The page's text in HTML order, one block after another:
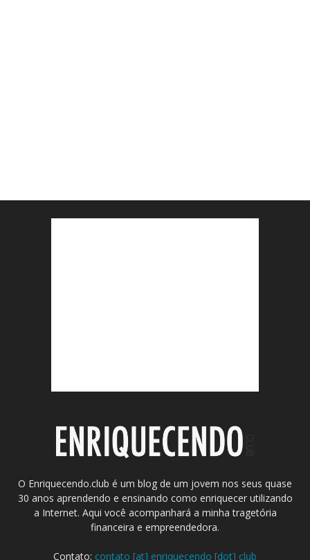
O Enriquecendo.club é um blog de um jovem nos seus quase
30 anos aprendendo e ensinando como enriquecer utilizando
a Internet. Aqui você acompanhará a minha tragetória
financeira e empreendedora.
Contato: contato [at] enriquecendo [dot] club